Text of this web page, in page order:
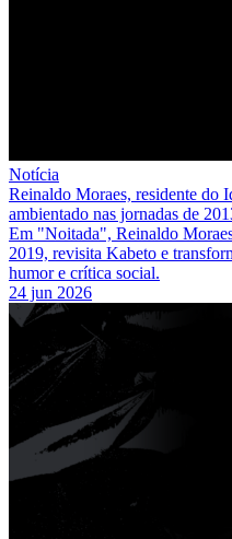
Notícia
Reinaldo Moraes, residente do
ambientado nas jornadas de
Em "Noitada", Reinaldo
2019, revisita Kabeto e
humor e crítica social.
24 jun 2026